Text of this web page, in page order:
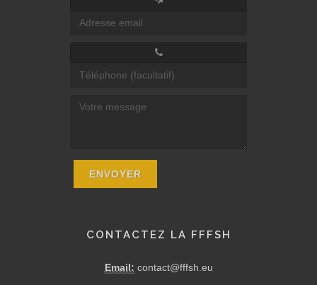
CONTACTEZ LA FFFSH
Email: contact@fffsh.eu